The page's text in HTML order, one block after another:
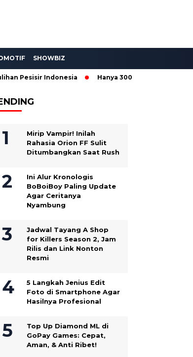
SHOWBIZ
Indonesia Hanya 300 Unit! Wuling Aira EV
Mirip Vampir! Inilah
Rahasia Orion FF Sulit
Ditumbangkan Saat Rush
Ini Alur Kronologis
BoBoiBoy Paling Update
Agar Ceritanya
Nyambung
Jadwal Tayang A Shop
for Killers Season 2, Jam
Rilis dan Link Nonton
Resmi
5 Langkah Jenius Edit
Foto di Smartphone Agar
Hasilnya Profesional
Top Up Diamond ML di
GoPay Games: Cepat,
Aman, & Anti Ribet!